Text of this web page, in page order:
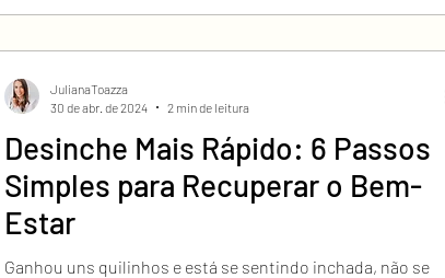
Desinche Mais Rápido: 6 Passos
Simples para Recuperar o Bem-
Estar
Ganhou uns quilinhos e está se sentindo inchada, não se
JulianaToazza
30 de abr. de 2024
2 min de leitura